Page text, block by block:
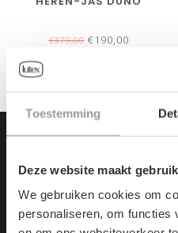
Toestemming
Deze website maakt
We gebruiken cookies om
personaliseren, om functies
€379,00€190,00